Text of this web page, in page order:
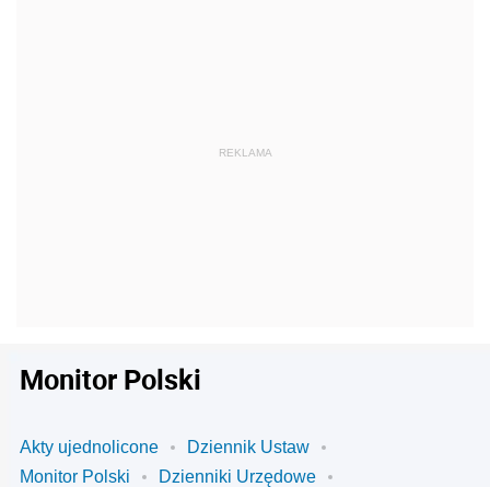
Monitor Polski
Akty ujednolicone
Dziennik Ustaw
Monitor Polski
Dzienniki Urzędowe